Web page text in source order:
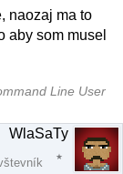
naozaj ma to
aby som musel
Line User
WlaSaTy